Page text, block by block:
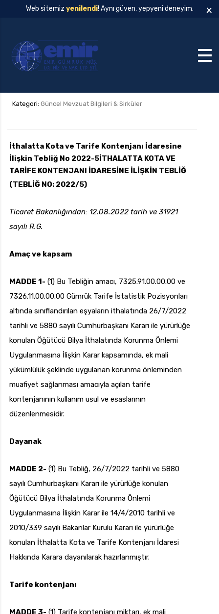
Web sitemiz yenilendi! Aynı güven, yepyeni deneyim. ×
Kategori: Güncel Mevzuat Bilgileri & Sirküler
İthalatta Kota ve Tarife Kontenjanı İdaresine
İlişkin Tebliğ No 2022-5İTHALATTA KOTA VE
TARİFE KONTENJANI İDARESİNE İLİŞKİN TEBLİĞ
(TEBLİĞ NO: 2022/5)
Ticaret Bakanlığından: 12.08.2022 tarih ve 31921
sayılı R.G.
Amaç ve kapsam
MADDE 1- (1) Bu Tebliğin amacı, 7325.91.00.00.00 ve
7326.11.00.00.00 Gümrük Tarife İstatistik Pozisyonları
altında sınıflandırılan eşyaların ithalatında 26/7/2022
tarihli ve 5880 sayılı Cumhurbaşkanı Kararı ile yürürlüğe
konulan Öğütücü Bilya İthalatında Korunma Önlemi
Uygulanmasına İlişkin Karar kapsamında, ek mali
yükümlülük şeklinde uygulanan korunma önleminden
muafiyet sağlanması amacıyla açılan tarife
kontenjanının kullanım usul ve esaslarının
düzenlenmesidir.
Dayanak
MADDE 2- (1) Bu Tebliğ, 26/7/2022 tarihli ve 5880
sayılı Cumhurbaşkanı Kararı ile yürürlüğe konulan
Öğütücü Bilya İthalatında Korunma Önlemi
Uygulanmasına İlişkin Karar ile 14/4/2010 tarihli ve
2010/339 sayılı Bakanlar Kurulu Kararı ile yürürlüğe
konulan İthalatta Kota ve Tarife Kontenjanı İdaresi
Hakkında Karara dayanılarak hazırlanmıştır.
Tarife kontenjanı
MADDE 3- (1) Tarife kontenjanı miktarı, ek mali